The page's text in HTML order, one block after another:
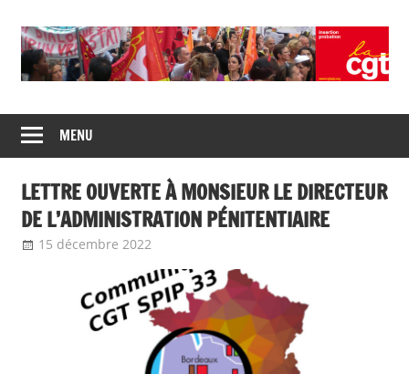
content
CGT
insertion
probation
de
syndicats
CGT
insertion
probation
MENU
LETTRE OUVERTE À MONSIEUR LE DIRECTEUR
DE L’ADMINISTRATION PÉNITENTIAIRE
15 décembre 2022